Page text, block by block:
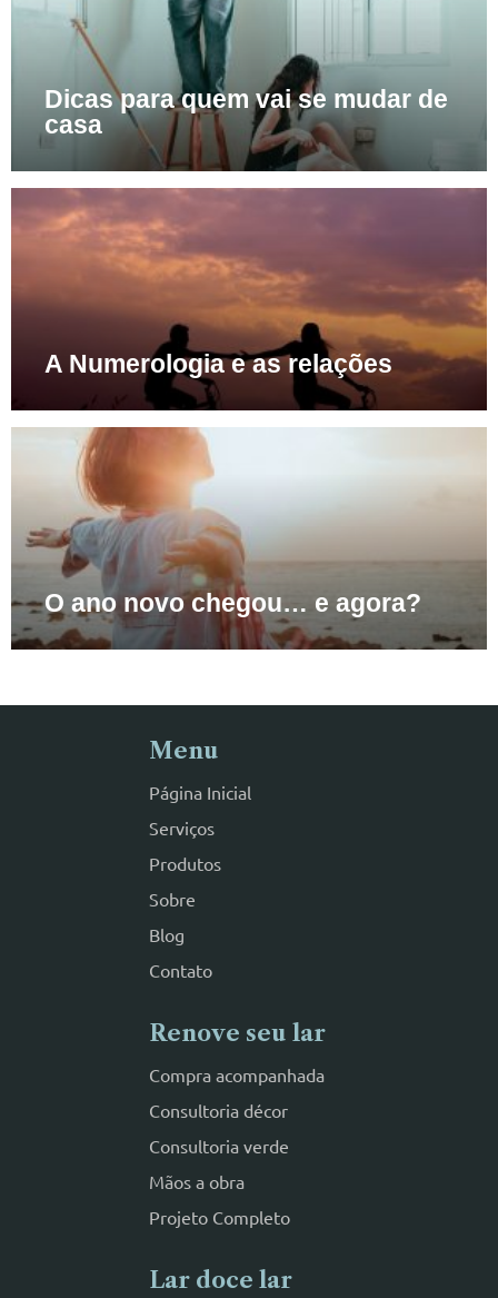
Dicas para quem vai se mudar de
casa
A Numerologia e as relações
O ano novo chegou… e agora?
Menu
Página Inicial
Serviços
Produtos
Sobre
Blog
Contato
Renove seu lar
Compra acompanhada
Consultoria décor
Consultoria verde
Mãos a obra
Projeto Completo
Lar doce lar